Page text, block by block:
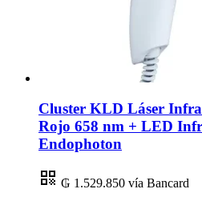
Cluster KLD Láser
Rojo 658 nm + LED
Endophoton
₲ 1.529.850 vía Bancard